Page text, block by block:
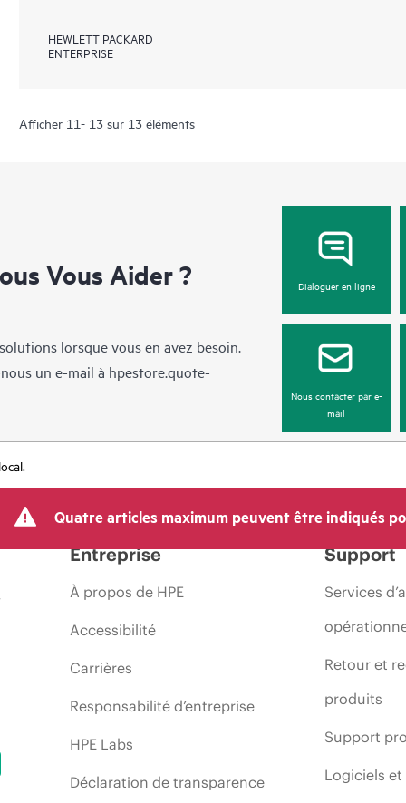
HEWLETT PACKARD
ENTERPRISE
Afficher 11- 13 sur 13 éléments
Vous Aider ?
lorsque vous en avez besoin.
un e-mail à hpestore.quote-
Dialoguer en ligne
Nous contacter par e-
mail
Quatre articles maximum peuvent être indiqués
Entreprise
À propos de HPE
Accessibilité
Carrières
Responsabilité d’entreprise
HPE Labs
Déclaration de transparence
Support
Services
Retour et
produits
Support
Logiciels